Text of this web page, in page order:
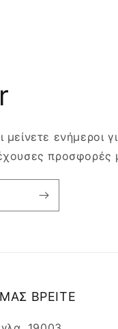
ενήμεροι
προσφορές
ΒΡΕΙΤΕ